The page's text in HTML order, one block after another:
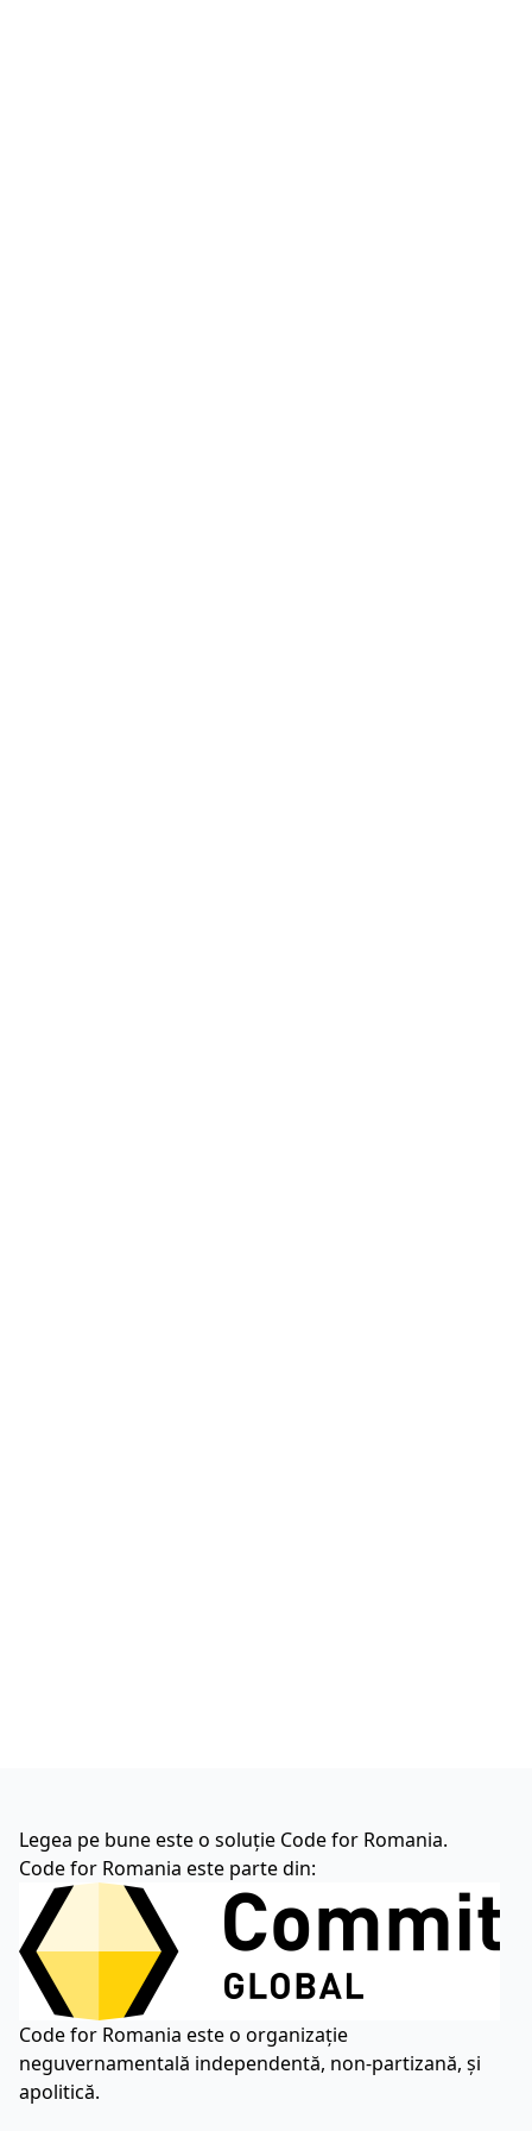
Legea pe bune este o soluție Code for Romania.
Code for Romania este parte din:
Code for Romania este o organizație
neguvernamentală independentă, non-partizană, și
apolitică.